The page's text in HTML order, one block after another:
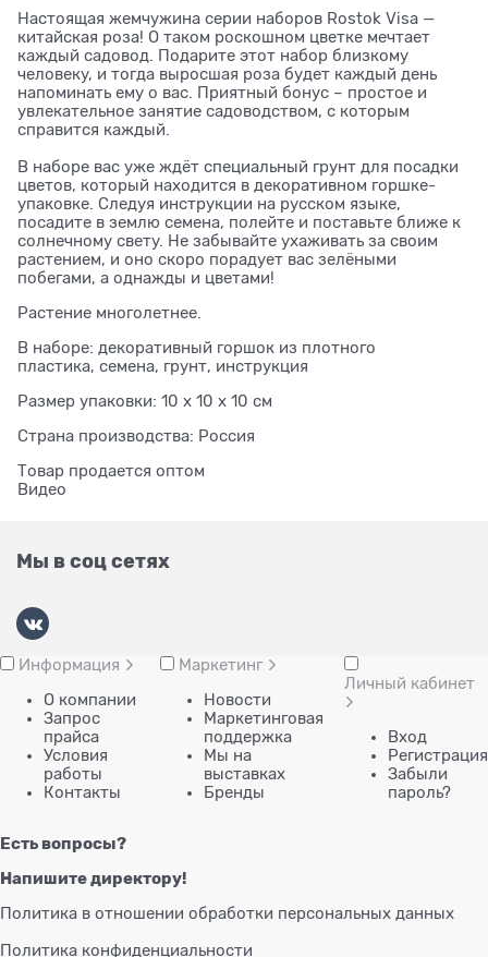
Настоящая жемчужина серии наборов Rostok Visa —
китайская роза! О таком роскошном цветке мечтает
каждый садовод. Подарите этот набор близкому
человеку, и тогда выросшая роза будет каждый день
напоминать ему о вас. Приятный бонус – простое и
увлекательное занятие садоводством, с которым
справится каждый.
В наборе вас уже ждёт специальный грунт для посадки
цветов, который находится в декоративном горшке-
упаковке. Следуя инструкции на русском языке,
посадите в землю семена, полейте и поставьте ближе к
солнечному свету. Не забывайте ухаживать за своим
растением, и оно скоро порадует вас зелёными
побегами, а однажды и цветами!
Растение многолетнее.
В наборе: декоративный горшок из плотного
пластика, семена, грунт, инструкция
Размер упаковки: 10 х 10 х 10 см
Страна производства: Россия
Товар продается оптом
Видео
Мы в соц сетях
Информация
О компании
Запрос
прайса
Условия
работы
Контакты
Маркетинг
Новости
Маркетинговая
поддержка
Мы на
выставках
Бренды
Личный кабинет
Вход
Регистрация
Забыли
пароль?
Есть вопросы?
Напишите директору!
Политика в отношении обработки персональных данных
Политика конфиденциальности